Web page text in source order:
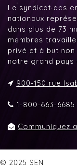
Le syndicat des
nationaux
dans plus de 73
membres
privé et à but
notre grand pays
900-150 rue
1-800-663-6685
Communiquez
© 2025 SEN